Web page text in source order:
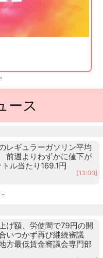
ース
レギュラーガソリン平均
週よりわずかに値下が
トル当たり169.1円
[13:00]
-
げ額、労使間で79円の開
いつかず再び継続審議
方最低賃金審議会専門部